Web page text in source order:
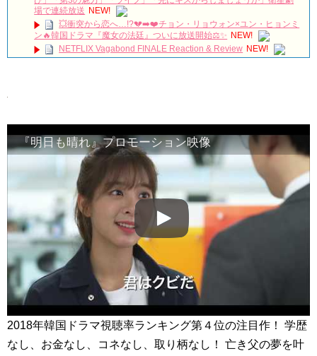
場で連続放送 NEW!
💥衝突から恋へ…!?💔➡️❤️チョン・リョウォン×ユン・ヒョンミ
ン🔥韓国ドラマ『魔女の法廷』ついに放送開始⚖️✨ NEW!
NETFLIX Vagabond FINALE Reaction & Review NEW!
🎬 최진혁 | 뮤지컬 그날들 트레일러 | 260609~260823 | #최진혁
#노래 #뮤지컬 #그날들 #정학 #인터뷰 #shorts #불후의명곡 #미우새 #
최진혁아카이브 NEW!
よくおごってくれる綺麗なお姉さん 11/3（祝）あさ10時 第
1話先行放送 11/18（金）本放送開始！ 全国無料放送
BSJapanext
NEW!
女優ソン・ソンミ、夫の葬儀を終え「帰ってきたポク・ダン
ジ」の撮影に復帰へ
NEW!
「違う（ちがう）・異なる」を韓国語では？「다르다（タル
ダ）」の意味・使い方について
について
「退屈だ・暇だ」を韓国語では？「심심하다（シムシマダ）」
の意味・使い方について
■韓国ドラマ『キング～Two Hearts』予告動画（日本語字幕）
について
yoon kyun sang
HSF(126)-윤균상 서울숲 벤치 (YUN Kyunsang)(4)September::
Healing in Seoul Forest (서울숲)
『明日も晴れ』プロモーション映像
2018年韓国ドラマ視聴率ランキング第４位の注目作！ 学歴
なし、お金なし、コネなし、取り柄なし！ 亡き父の夢を叶